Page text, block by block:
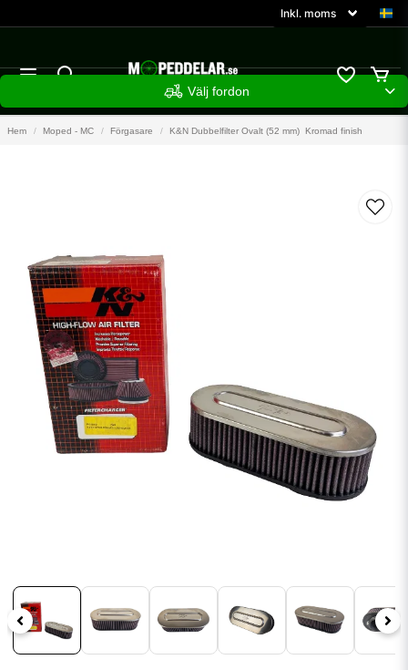
Välj fordon
Hem Moped - MC Förgasare K&N Dubbelfilter Ovalt (52 mm)  Kromad finish